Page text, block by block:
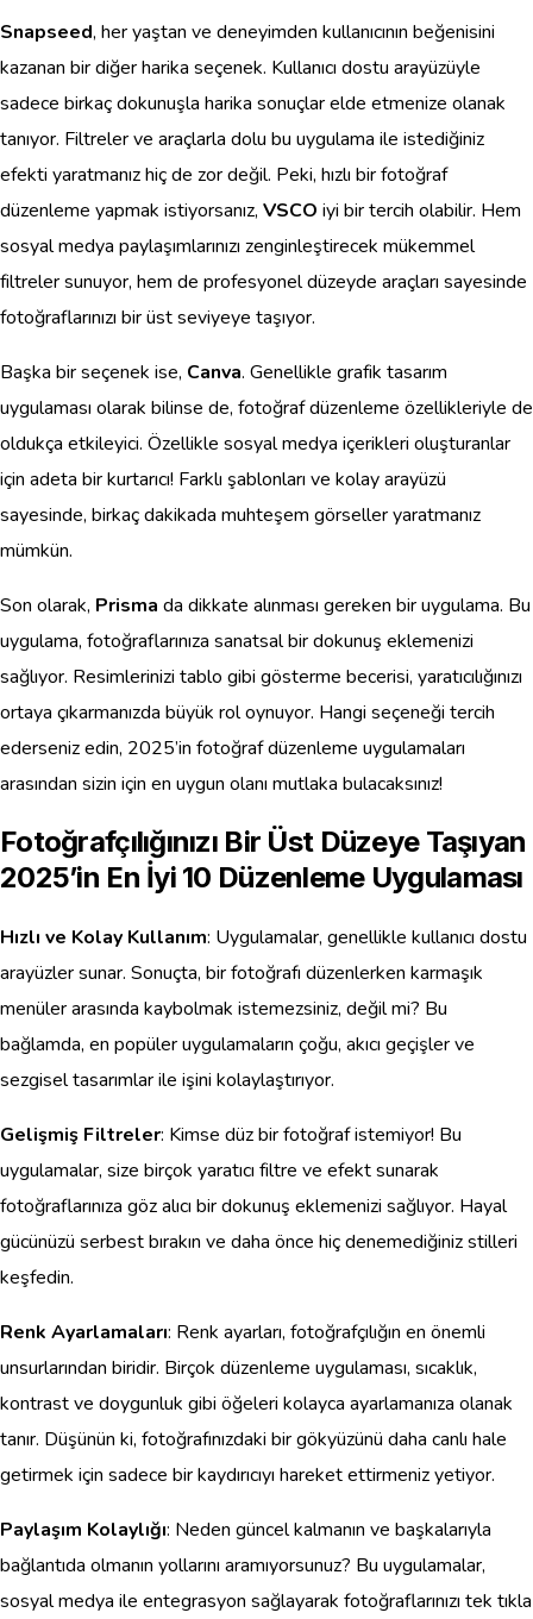
Snapseed, her yaştan ve deneyimden kullanıcının beğenisini
kazanan bir diğer harika seçenek. Kullanıcı dostu arayüzüyle
sadece birkaç dokunuşla harika sonuçlar elde etmenize olanak
tanıyor. Filtreler ve araçlarla dolu bu uygulama ile istediğiniz
efekti yaratmanız hiç de zor değil. Peki, hızlı bir fotoğraf
düzenleme yapmak istiyorsanız, VSCO iyi bir tercih olabilir. Hem
sosyal medya paylaşımlarınızı zenginleştirecek mükemmel
filtreler sunuyor, hem de profesyonel düzeyde araçları sayesinde
fotoğraflarınızı bir üst seviyeye taşıyor.
Başka bir seçenek ise, Canva. Genellikle grafik tasarım
uygulaması olarak bilinse de, fotoğraf düzenleme özellikleriyle de
oldukça etkileyici. Özellikle sosyal medya içerikleri oluşturanlar
için adeta bir kurtarıcı! Farklı şablonları ve kolay arayüzü
sayesinde, birkaç dakikada muhteşem görseller yaratmanız
mümkün.
Son olarak, Prisma da dikkate alınması gereken bir uygulama. Bu
uygulama, fotoğraflarınıza sanatsal bir dokunuş eklemenizi
sağlıyor. Resimlerinizi tablo gibi gösterme becerisi, yaratıcılığınızı
ortaya çıkarmanızda büyük rol oynuyor. Hangi seçeneği tercih
ederseniz edin, 2025’in fotoğraf düzenleme uygulamaları
arasından sizin için en uygun olanı mutlaka bulacaksınız!
Fotoğrafçılığınızı Bir Üst Düzeye Taşıyan
2025’in En İyi 10 Düzenleme Uygulaması
Hızlı ve Kolay Kullanım: Uygulamalar, genellikle kullanıcı dostu
arayüzler sunar. Sonuçta, bir fotoğrafı düzenlerken karmaşık
menüler arasında kaybolmak istemezsiniz, değil mi? Bu
bağlamda, en popüler uygulamaların çoğu, akıcı geçişler ve
sezgisel tasarımlar ile işini kolaylaştırıyor.
Gelişmiş Filtreler: Kimse düz bir fotoğraf istemiyor! Bu
uygulamalar, size birçok yaratıcı filtre ve efekt sunarak
fotoğraflarınıza göz alıcı bir dokunuş eklemenizi sağlıyor. Hayal
gücünüzü serbest bırakın ve daha önce hiç denemediğiniz stilleri
keşfedin.
Renk Ayarlamaları: Renk ayarları, fotoğrafçılığın en önemli
unsurlarından biridir. Birçok düzenleme uygulaması, sıcaklık,
kontrast ve doygunluk gibi öğeleri kolayca ayarlamanıza olanak
tanır. Düşünün ki, fotoğrafınızdaki bir gökyüzünü daha canlı hale
getirmek için sadece bir kaydırıcıyı hareket ettirmeniz yetiyor.
Paylaşım Kolaylığı: Neden güncel kalmanın ve başkalarıyla
bağlantıda olmanın yollarını aramıyorsunuz? Bu uygulamalar,
sosyal medya ile entegrasyon sağlayarak fotoğraflarınızı tek tıkla